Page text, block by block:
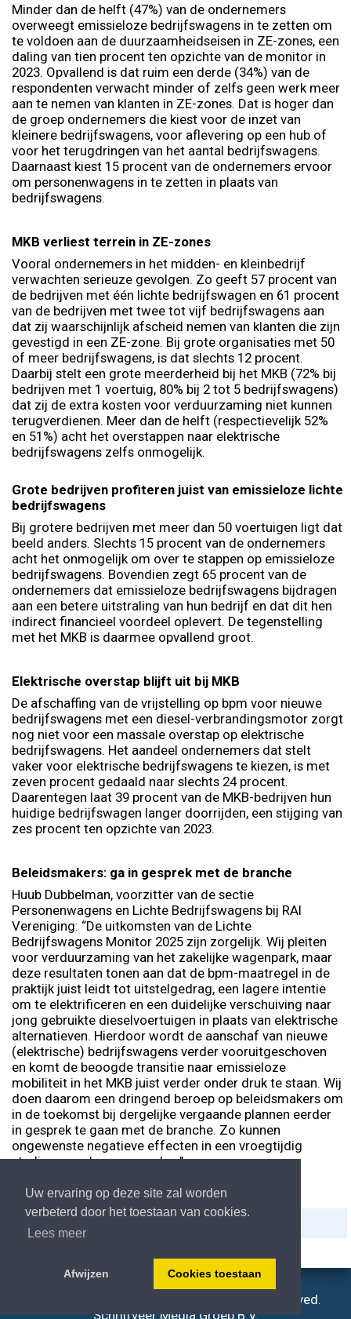
Uw ervaring op deze site zal worden
verbeterd door het toestaan van cookies.
Lees meer
Afwijzen Cookies toestaan
Minder dan de helft (47%) van de ondernemers
overweegt emissieloze bedrijfswagens in te zetten om
te voldoen aan de duurzaamheidseisen in ZE-zones, een
daling van tien procent ten opzichte van de monitor in
2023. Opvallend is dat ruim een derde (34%) van de
respondenten verwacht minder of zelfs geen werk meer
aan te nemen van klanten in ZE-zones. Dat is hoger dan
de groep ondernemers die kiest voor de inzet van
kleinere bedrijfswagens, voor aflevering op een hub of
voor het terugdringen van het aantal bedrijfswagens.
Daarnaast kiest 15 procent van de ondernemers ervoor
om personenwagens in te zetten in plaats van
bedrijfswagens.
MKB verliest terrein in ZE-zones
Vooral ondernemers in het midden- en kleinbedrijf
verwachten serieuze gevolgen. Zo geeft 57 procent van
de bedrijven met één lichte bedrijfswagen en 61 procent
van de bedrijven met twee tot vijf bedrijfswagens aan
dat zij waarschijnlijk afscheid nemen van klanten die zijn
gevestigd in een ZE-zone. Bij grote organisaties met 50
of meer bedrijfswagens, is dat slechts 12 procent.
Daarbij stelt een grote meerderheid bij het MKB (72% bij
bedrijven met 1 voertuig, 80% bij 2 tot 5 bedrijfswagens)
dat zij de extra kosten voor verduurzaming niet kunnen
terugverdienen. Meer dan de helft (respectievelijk 52%
en 51%) acht het overstappen naar elektrische
bedrijfswagens zelfs onmogelijk.
Grote bedrijven profiteren juist van emissieloze lichte
bedrijfswagens
Bij grotere bedrijven met meer dan 50 voertuigen ligt dat
beeld anders. Slechts 15 procent van de ondernemers
acht het onmogelijk om over te stappen op emissieloze
bedrijfswagens. Bovendien zegt 65 procent van de
ondernemers dat emissieloze bedrijfswagens bijdragen
aan een betere uitstraling van hun bedrijf en dat dit hen
indirect financieel voordeel oplevert. De tegenstelling
met het MKB is daarmee opvallend groot.
Elektrische overstap blijft uit bij MKB
De afschaffing van de vrijstelling op bpm voor nieuwe
bedrijfswagens met een diesel-verbrandingsmotor zorgt
nog niet voor een massale overstap op elektrische
bedrijfswagens. Het aandeel ondernemers dat stelt
vaker voor elektrische bedrijfswagens te kiezen, is met
zeven procent gedaald naar slechts 24 procent.
Daarentegen laat 39 procent van de MKB-bedrijven hun
huidige bedrijfswagen langer doorrijden, een stijging van
zes procent ten opzichte van 2023.
Beleidsmakers: ga in gesprek met de branche
Huub Dubbelman, voorzitter van de sectie
Personenwagens en Lichte Bedrijfswagens bij RAI
Vereniging: “De uitkomsten van de Lichte
Bedrijfswagens Monitor 2025 zijn zorgelijk. Wij pleiten
voor verduurzaming van het zakelijke wagenpark, maar
deze resultaten tonen aan dat de bpm-maatregel in de
praktijk juist leidt tot uitstelgedrag, een lagere intentie
om te elektrificeren en een duidelijke verschuiving naar
jong gebruikte dieselvoertuigen in plaats van elektrische
alternatieven. Hierdoor wordt de aanschaf van nieuwe
(elektrische) bedrijfswagens verder vooruitgeschoven
en komt de beoogde transitie naar emissieloze
mobiliteit in het MKB juist verder onder druk te staan. Wij
doen daarom een dringend beroep op beleidsmakers om
in de toekomst bij dergelijke vergaande plannen eerder
in gesprek te gaan met de branche. Zo kunnen
ongewenste negatieve effecten in een vroegtijdig
stadium voorkomen worden."
© Atw.nl - Copyright 2006-2026, All right reserved.
Schrijfveer Media Groep B.V.